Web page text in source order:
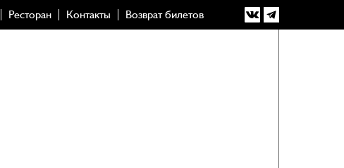
Ресторан Контакты Возврат билетов